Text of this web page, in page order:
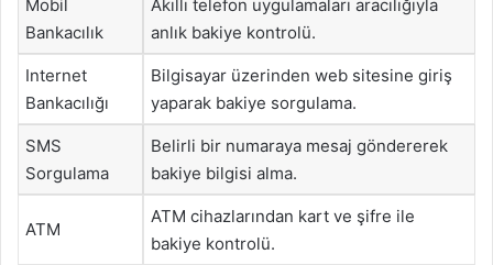
Mobil
Bankacılık
Akıllı telefon uygulamaları aracılığıyla
anlık bakiye kontrolü.
Internet
Bankacılığı
Bilgisayar üzerinden web sitesine giriş
yaparak bakiye sorgulama.
SMS
Sorgulama
Belirli bir numaraya mesaj göndererek
bakiye bilgisi alma.
ATM
ATM cihazlarından kart ve şifre ile
bakiye kontrolü.